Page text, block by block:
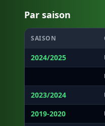
Par saison
SAISON
2024/2025
2023/2024
2019-2020